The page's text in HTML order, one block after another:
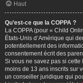
Haut
Qu’est-ce que la COPPA ?
La COPPA (pour « Child
États-Unis d’Amérique qui
potentiellement des
consentement écrit des
Si vous ne savez pas si
moins de 13 ans inscrits sur
un conseiller juridique qui